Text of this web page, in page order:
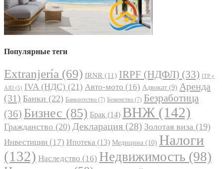
Популярные теги
Extranjería (69) IRNR (11) IRPF (НДФЛ) (33) ITP y
AJD (5) IVA (НДС) (21) Авто-мото (16) Адвокат (9) Аренда
(31) Банки (22) Банкротство (7) Беженство (7) Безработица
(36) Бизнес (85) Брак (14) ВНЖ (142)
Гражданство (20) Декларация (28) Золотая виза (19)
Инвестиции (17) Ипотека (13) Медицина (10) Налоги
(132) Наследство (16) Недвижимость (98)